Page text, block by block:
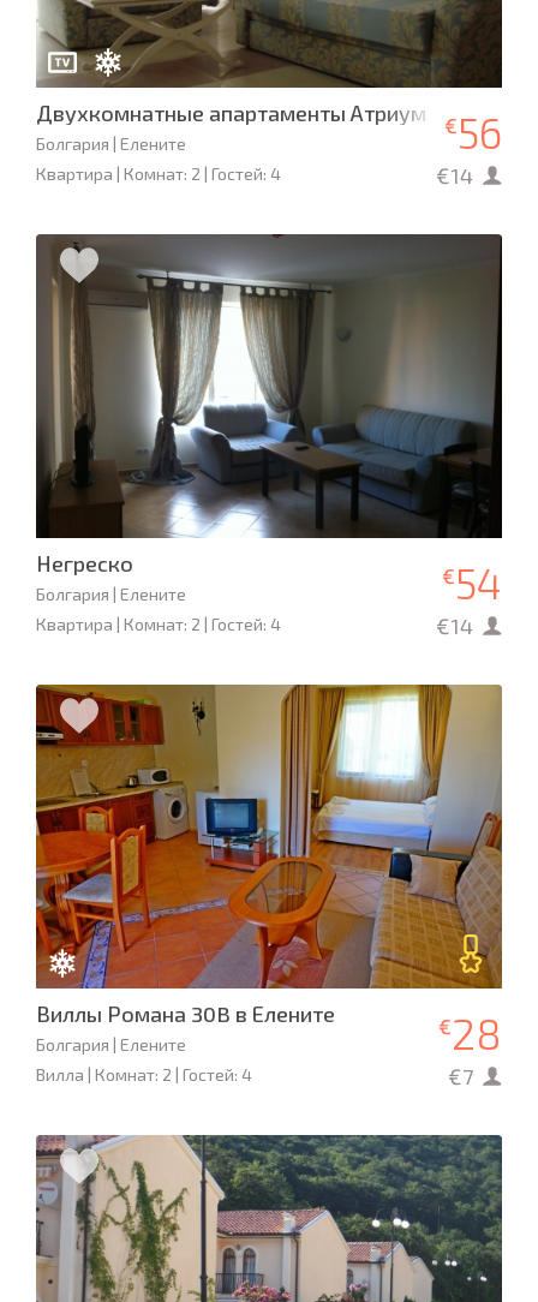
Двухкомнатные апартаменты Атриум
Болгария | Елените
Квартира | Комнат: 2 | Гостей: 4
€56
€14
Негреско
Болгария | Елените
Квартира | Комнат: 2 | Гостей: 4
€54
€14
Виллы Романа 30B в Елените
Болгария | Елените
Вилла | Комнат: 2 | Гостей: 4
€28
€7